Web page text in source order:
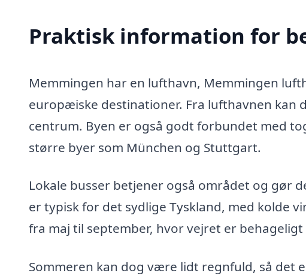
Praktisk information for
Memmingen har en lufthavn, Memmingen
europæiske destinationer. Fra lufthavnen kan
centrum. Byen er også godt forbundet med
større byer som München og Stuttgart.
Lokale busser betjener også området og gør
er typisk for det sydlige Tyskland, med kolde
fra maj til september, hvor vejret er
Sommeren kan dog være lidt regnfuld, så det